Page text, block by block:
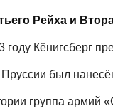
Рейха и
году Кёнигсберг
Пруссии был
группа армий